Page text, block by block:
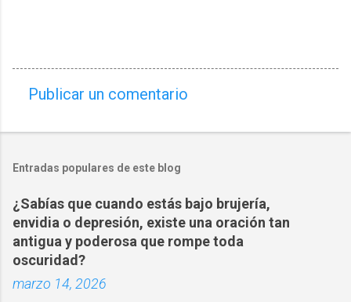
o
e
n
t
a
r
i
Publicar un comentario
Entradas populares de este blog
¿Sabías que cuando estás bajo brujería,
envidia o depresión, existe una oración tan
antigua y poderosa que rompe toda
oscuridad?
marzo 14, 2026